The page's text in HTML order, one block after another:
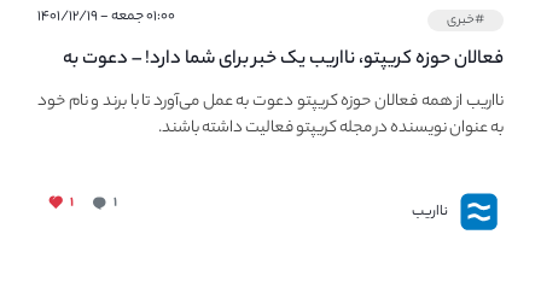
#خبری ۰۱:۰۰ جمعه - ۱۴۰۱/۱۲/۱۹
فعالان حوزه کریپتو، نااریب یک خبر برای شما دارد! – دعوت به
فعالیت در مجله کریپتو
نااریب از همه فعالان حوزه کریپتو دعوت به عمل می‌آورد تا با برند و نام خود
به عنوان نویسنده در مجله کریپتو فعالیت داشته باشند.
نااریب ۱ ۱